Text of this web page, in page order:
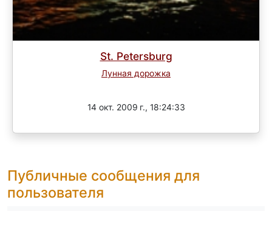
St. Petersburg
Лунная дорожка
14 окт. 2009 г., 18:24:33
Публичные сообщения для
пользователя